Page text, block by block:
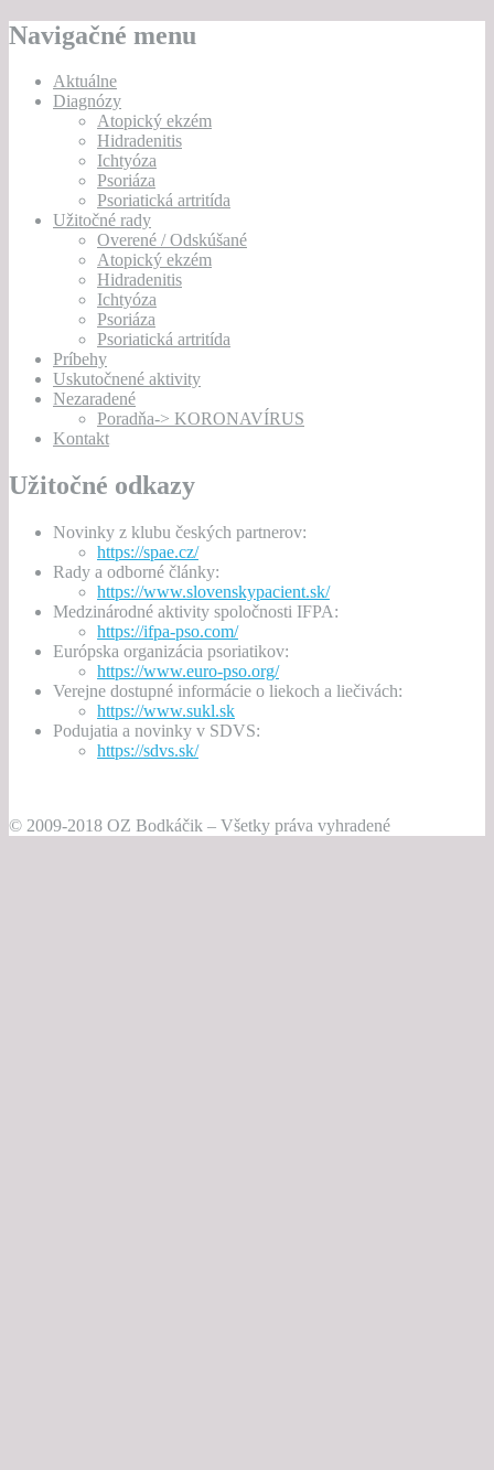
Navigačné menu
Aktuálne
Diagnózy
Atopický ekzém
Hidradenitis
Ichtyóza
Psoriáza
Psoriatická artritída
Užitočné rady
Overené / Odskúšané
Atopický ekzém
Hidradenitis
Ichtyóza
Psoriáza
Psoriatická artritída
Príbehy
Uskutočnené aktivity
Nezaradené
Poradňa-> KORONAVÍRUS
Kontakt
Užitočné odkazy
Novinky z klubu českých partnerov:
https://spae.cz/
Rady a odborné články:
https://www.slovenskypacient.sk/
Medzinárodné aktivity spoločnosti IFPA:
https://ifpa-pso.com/
Európska organizácia psoriatikov:
https://www.euro-pso.org/
Verejne dostupné informácie o liekoch a liečivách:
https://www.sukl.sk
Podujatia a novinky v SDVS:
https://sdvs.sk/
© 2009-2018 OZ Bodkáčik – Všetky práva vyhradené